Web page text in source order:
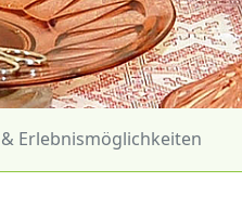
Erlebnismöglichkeiten